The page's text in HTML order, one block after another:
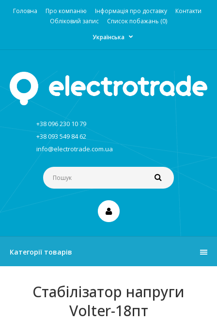
Головна Про компанію Інформація про доставку
Контакти
Обліковий запис
Список побажань (0)
Українська
+38 096 230 10 79
+38 093 549 84 62
info@electrotrade.com.ua
Категорії товарів
Стабілізатор напруги
Volter-18пт